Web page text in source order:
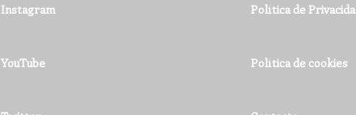
Instagram
YouTube
Política de
Política de cookies